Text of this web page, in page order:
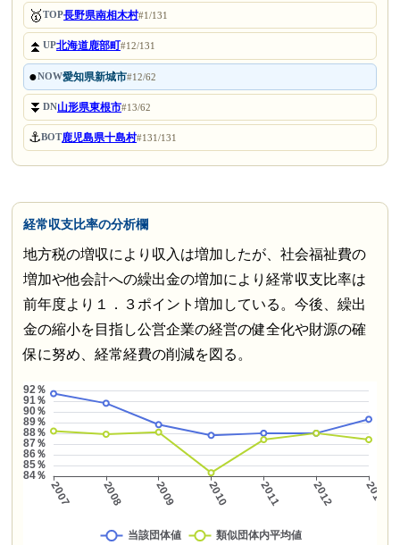
🥇TOP長野県南相木村#1/131
⏫UP北海道鹿部町#12/131
●NOW愛知県新城市#12/62
⏬DN山形県東根市#13/62
⚓BOT鹿児島県十島村#131/131
経常収支比率の分析欄
地方税の増収により収入は増加したが、社会福祉費の
増加や他会計への繰出金の増加により経常収支比率は
前年度より１．３ポイント増加している。今後、繰出
金の縮小を目指し公営企業の経営の健全化や財源の確
保に努め、経常経費の削減を図る。